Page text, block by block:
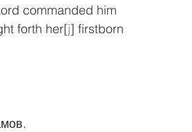
commanded him
forth her[j] firstborn